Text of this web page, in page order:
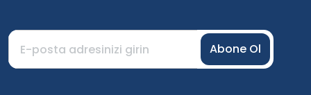
Abone Ol